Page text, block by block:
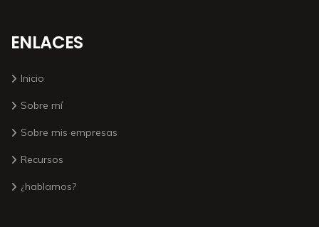
ENLACES
Inicio
Sobre mí
Sobre mis empresas
Recursos
¿hablamos?